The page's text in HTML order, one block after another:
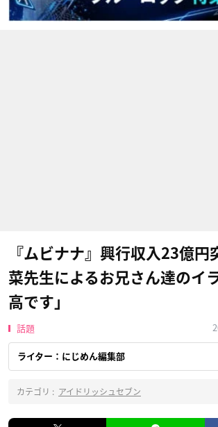
『ムビナナ』興行収入23億円
菜先生によるお兄さん達のイ
高です」
話題
ライター：にじめん編集部
カテゴリ : アイドリッシュセブン